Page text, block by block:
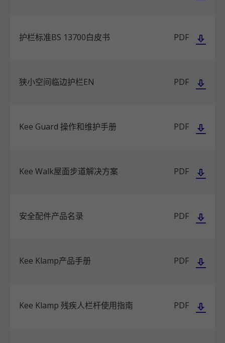
护栏标准BS 13700白皮书 PDF
狭小空间临边护栏EN PDF
Kee Guard 操作和维护手册 PDF
Kee Walk屋面步道解决方案 PDF
安全配件产品名录 PDF
Kee Klamp产品手册 PDF
Kee Klamp 残疾人栏杆使用指南 PDF